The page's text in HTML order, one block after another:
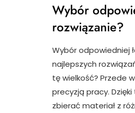
Wybór
rozwiązanie?
Wybór odpowiedniej
najlepszych
tę wielkość? Przede
precyzją pracy.
zbierać materiał z